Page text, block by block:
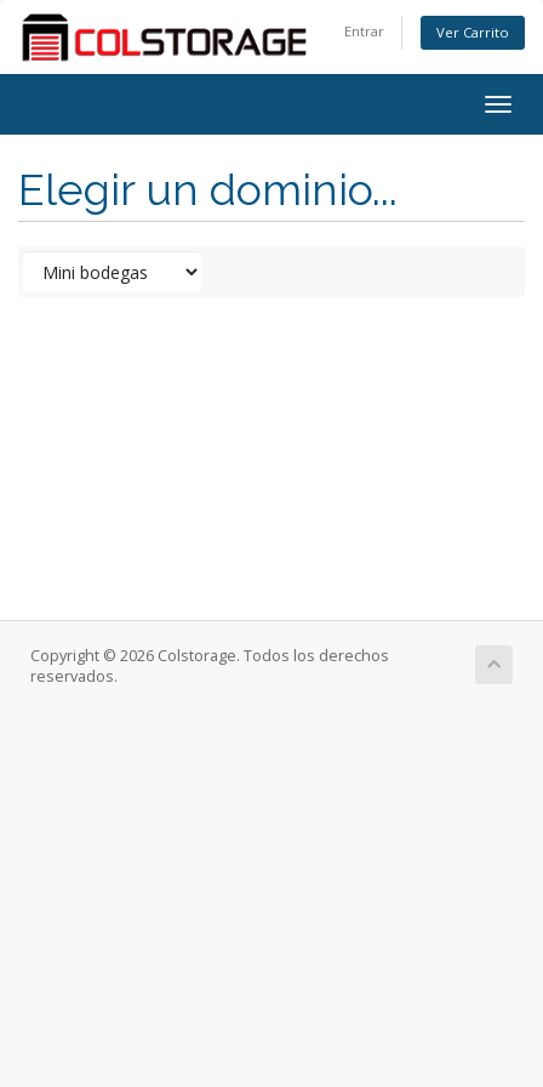
Entrar Ver Carrito
Elegir un dominio...
Copyright © 2026 Colstorage. Todos los derechos
reservados.